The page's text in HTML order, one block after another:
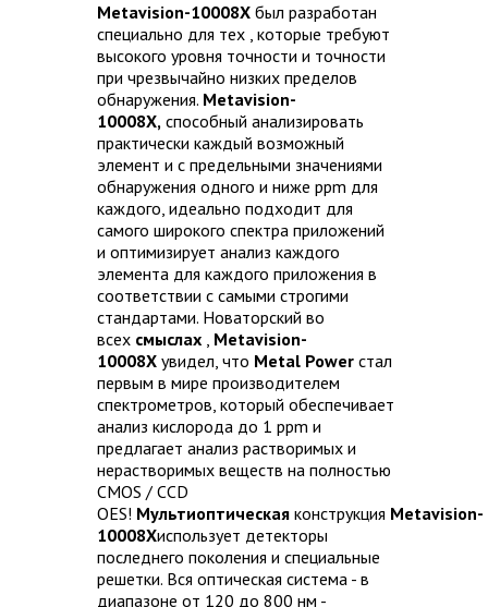
Metavision-10008X был разработан
специально для тех , которые требуют
высокого уровня точности и точности
при чрезвычайно низких пределов
обнаружения. Metavision-
10008X, способный анализировать
практически каждый возможный
элемент и с предельными значениями
обнаружения одного и ниже ppm для
каждого, идеально подходит для
самого широкого спектра приложений
и оптимизирует анализ каждого
элемента для каждого приложения в
соответствии с самыми строгими
стандартами. Новаторский во
всех смыслах , Metavision-
10008X увидел, что Metal Power стал
первым в мире производителем
спектрометров, который обеспечивает
анализ кислорода до 1 ppm и
предлагает анализ растворимых и
нерастворимых веществ на полностью
CMOS / CCD
OES! Мультиоптическая конструкция Metavision-
10008Xиспользует детекторы
последнего поколения и специальные
решетки. Вся оптическая система - в
диапазоне от 120 до 800 нм -